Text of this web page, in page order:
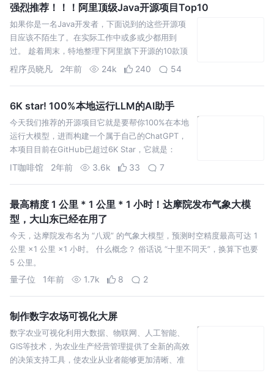
强烈推荐！！！阿里顶级Java开源项目Top10
如果你是一名Java开发者，下面说到的这些开源项
目应该不陌生了。在实际工作中或多或少都用到
过。 趁着周末，特地整理下阿里旗下开源的10款顶
级java项目
程序员晓凡 2年前 24k 240 54
6K star! 100%本地运行LLM的AI助手
今天我们推荐的开源项目它就是要帮你100%在本地
运行大模型，进而构建一个属于自己的ChatGPT，
本项目目前在GitHub已超过6K Star，它就是：
Jan。
IT咖啡馆 2年前 3.6k 33 7
最高精度 1 公里 * 1 公里 * 1 小时！达摩院发布气象大模
型，大山东已经在用了
今天，达摩院发布名为 “八观” 的气象大模型，预测时空精度最高可达 1
公里 ×1 公里 ×1 小时。 什么概念？ 俗话说 “十里不同天”，换算下也要
5 公里。
量子位 1年前 1.7k 8 2
制作数字农场可视化大屏
数字农业可视化利用大数据、物联网、人工智能、
GIS等技术，为农业生产经营管理提供了全新的高效
的决策支持工具，使农业从业者能够更加清晰、准